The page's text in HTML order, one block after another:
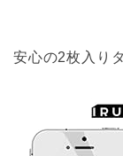
安心の2枚入り